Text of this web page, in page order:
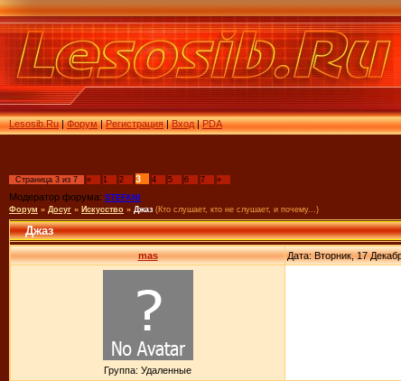
Lesosib.Ru|Форум|Регистрация|Вход|PDA
Страница 3 из 7 « 1 2 3 4 5 6 7 »
Модератор форума: STEFANI
Форум » Досуг » Искусство » Джаз (Кто слушает, кто не слушает, и почему...)
Джаз
mas Дата: Вторник, 17
Группа: Удаленные